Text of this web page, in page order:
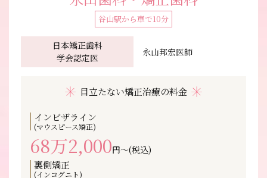
谷山駅から車で10分
⽇本矯正⻭科
学会認定医
永山邦宏医師
目立たない矯正治療の料金
インビザライン
(マウスピース矯正)
68万2,000円〜(税込)
裏側矯正
(インコグニト)